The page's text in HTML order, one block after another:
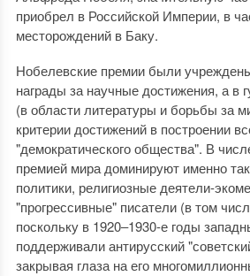
приобрел в Российской Империи, в
месторождений в Баку.
Нобелевские премии были
награды за научные достижения, а в
(в области литературы и борьбы за
критерии достижений в построении
"демократического общества". В
премией мира доминируют именно
политики, религиозные деятели-
"прогрессивные" писатели (в том
поскольку в 1920‒1930-е годы
поддерживали антирусский
закрывая глаза на его